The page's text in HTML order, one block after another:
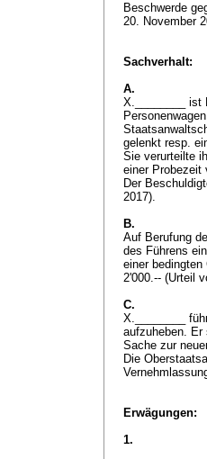
Beschwerde
20. November
Sachverhalt:
A.
X.________ ist
gelenkt resp.
Sie verurteilte
einer Probezeit
Der
2017).
B.
Auf Berufung
des Führens
einer
2'000.-- (Urteil
C.
X.________
aufzuheben.
Sache zur
Die
Erwägungen:
1.